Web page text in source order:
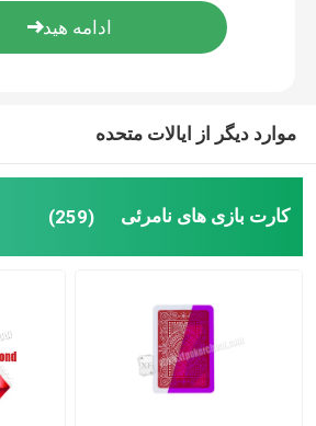
نرم افزار تجزیه و تحلیل پوکر
تظاهرات غم انگیز
لوازم جانبی قمار
موارد دیگر از ایالات متحده
کارت بازی های نامرئی (259)